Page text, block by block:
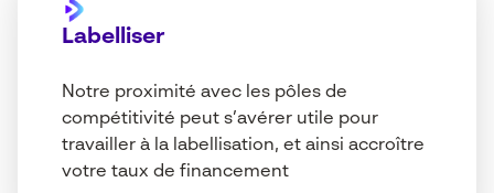
Labelliser
Notre proximité avec les pôles de
compétitivité peut s’avérer utile pour
travailler à la labellisation, et ainsi accroître
votre taux de financement